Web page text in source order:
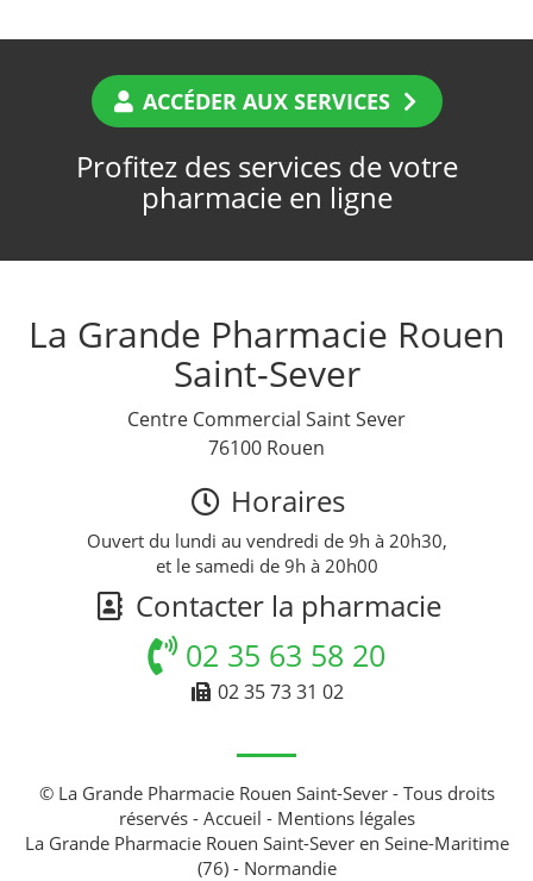
ACCÉDER AUX SERVICES
Profitez des services de votre
pharmacie en ligne
La Grande Pharmacie Rouen
Saint-Sever
Centre Commercial Saint Sever
76100 Rouen
Horaires
Ouvert du lundi au vendredi de 9h à 20h30,
et le samedi de 9h à 20h00
Contacter la pharmacie
02 35 63 58 20
02 35 73 31 02
© La Grande Pharmacie Rouen Saint-Sever - Tous droits
réservés - Accueil - Mentions légales
La Grande Pharmacie Rouen Saint-Sever en Seine-Maritime
(76) - Normandie